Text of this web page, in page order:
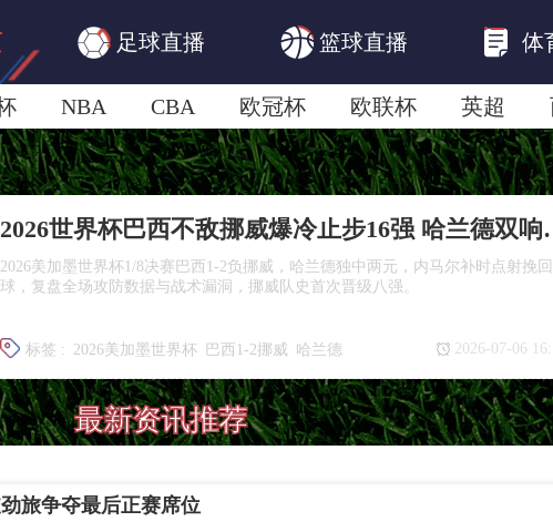
足球直播 篮球直播 体
NBA CBA 欧冠杯 欧联杯 英超
澳超 美洲杯 亚冠杯 世俱杯 欧国
2026世界
2026美加墨世界杯1/8决赛巴西1-2负挪威，哈兰德独中两元，内马尔补时点射挽
球，复盘全场攻防数据与战术漏洞，挪威队史首次晋级八强。
标签 : 2026美加墨世界杯 巴西1-2挪威 哈兰德
世界杯1/8决赛 巴西止步16强
2026-07-06
最新资讯推荐
旅争夺最后正赛席位